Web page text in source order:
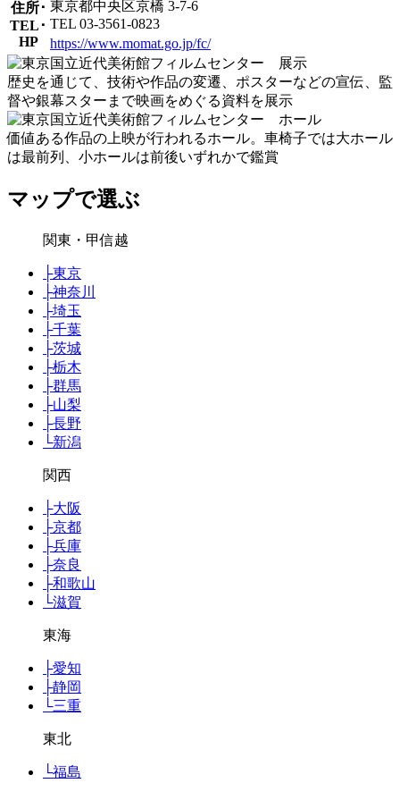
住所･
TEL･
HP
東京都中央区京橋 3-7-6
TEL 03-3561-0823
https://www.momat.go.jp/fc/
歴史を通じて、技術や作品の変遷、ポスターなどの宣伝、監
督や銀幕スターまで映画をめぐる資料を展示
価値ある作品の上映が行われるホール。車椅子では大ホール
は最前列、小ホールは前後いずれかで鑑賞
マップで選ぶ
関東・甲信越
├東京
├神奈川
├埼玉
├千葉
├茨城
├栃木
├群馬
├山梨
├長野
└新潟
関西
├大阪
├京都
├兵庫
├奈良
├和歌山
└滋賀
東海
├愛知
├静岡
└三重
東北
└福島